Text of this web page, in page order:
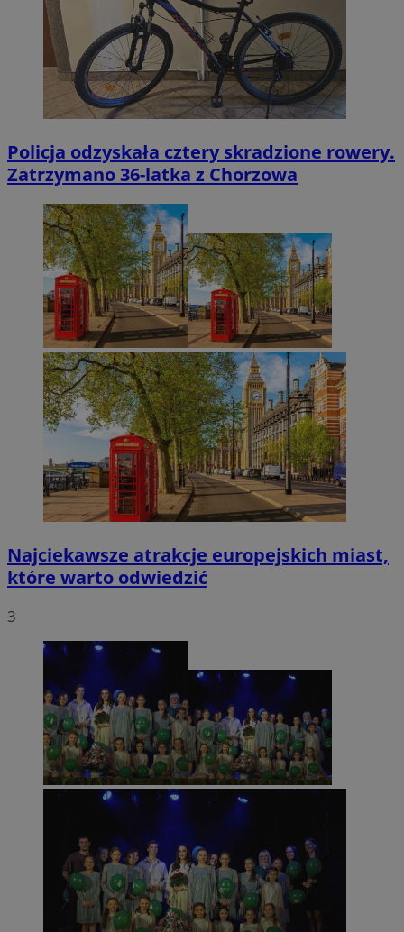
Policja odzyskała cztery skradzione rowery.
Zatrzymano 36-latka z Chorzowa
Najciekawsze atrakcje europejskich miast,
które warto odwiedzić
3